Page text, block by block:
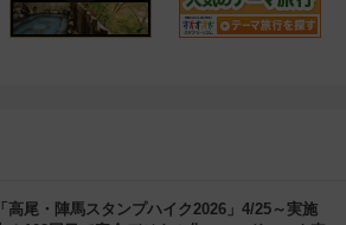
「高尾・陣馬スタンプハイク2026」4/25～実施